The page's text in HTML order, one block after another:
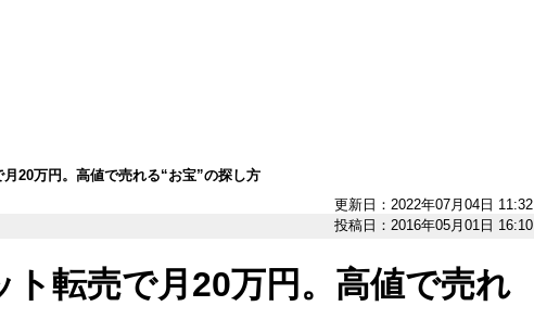
20万円。高値で売れる“お宝”の探し方
更新日：2022年07月04日 11:32
投稿日：2016年05月01日 16:10
ト転売で月20万円。高値で売れ